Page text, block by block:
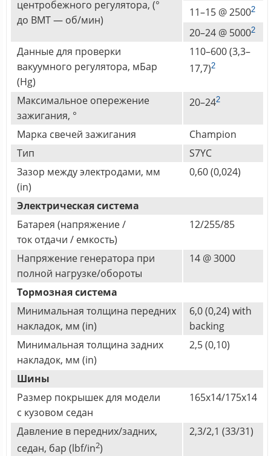
центробежного регулятора, (°
до ВМТ — об/мин)
11–15 @ 25002
20–24 @ 50002
Данные для проверки
вакуумного регулятора, мБар
(Hg)
110–600 (3,3–
17,7)2
Максимальное опережение
зажигания, °
20–242
Марка свечей зажигания
Champion
Тип
S7YC
Зазор между электродами, мм
(in)
0,60 (0,024)
Электрическая система
Батарея (напряжение /
ток отдачи / емкость)
12/255/85
Напряжение генератора при
полной нагрузке/обороты
14 @ 3000
Тормозная система
Минимальная толщина передних
накладок, мм (in)
6,0 (0,24) with
backing
Минимальная толщина задних
накладок, мм (in)
2,5 (0,10)
Шины
Размер покрышек для модели
с кузовом седан
165x14/175x14
Давление в передних/задних,
седан, бар (lbf/in2)
2,3/2,1 (33/31)